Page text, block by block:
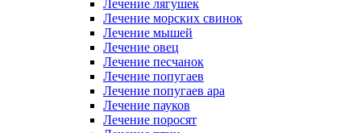
Лечение лягушек
Лечение морских свинок
Лечение мышей
Лечение овец
Лечение песчанок
Лечение попугаев
Лечение попугаев ара
Лечение пауков
Лечение поросят